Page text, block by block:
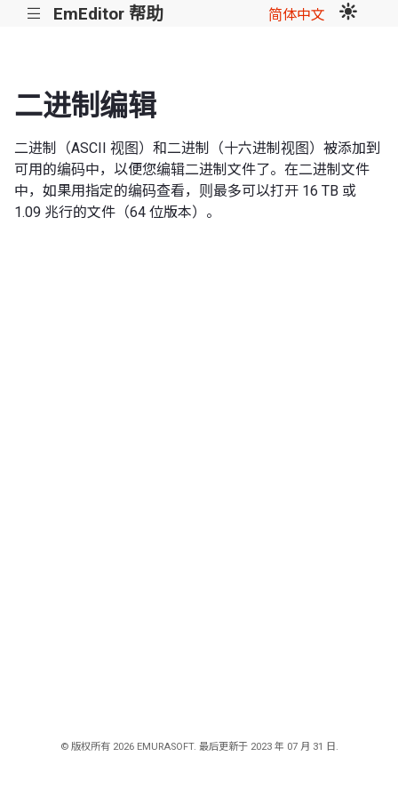
||| EmEditor 帮助 简体中文
二进制编辑
二进制（ASCII 视图）和二进制（十六进制视图）被添加到
可用的编码中，以便您编辑二进制文件了。在二进制文件
中，如果用指定的编码查看，则最多可以打开 16 TB 或
1.09 兆行的文件（64 位版本）。
© 版权所有 2026 EMURASOFT. 最后更新于 2023 年 07 月 31 日.